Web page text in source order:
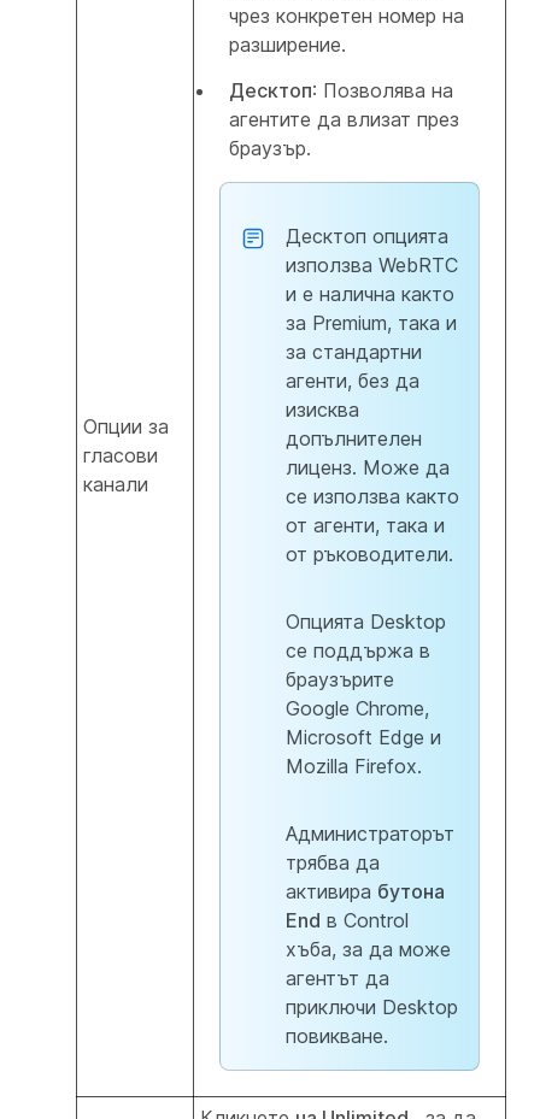
Опции за
гласови
канали
чрез конкретен номер на
разширение.
Десктоп: Позволява на
агентите да влизат през
браузър.
Десктоп опцията
използва WebRTC
и е налична както
за Premium, така и
за стандартни
агенти, без да
изисква
допълнителен
лиценз. Може да
се използва както
от агенти, така и
от ръководители.
Опцията Desktop
се поддържа в
браузърите
Google Chrome,
Microsoft Edge и
Mozilla Firefox.
Администраторът
трябва да
активира бутона
End в Control
хъба, за да може
агентът да
приключи Desktop
повикване.